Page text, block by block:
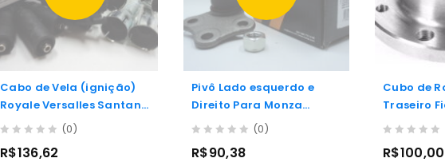
Cabo de Vela (ignição)
Royale Versalles Santana
Quantum 1.8/2.0 (ap)
out
(0)
R$136,62
Pivô Lado esquerdo e
Direito Para Monza
82/96, Vectra 93/96,
93/96
out
(0)
R$90,38
Cubo de
Traseiro
out
R$100,00